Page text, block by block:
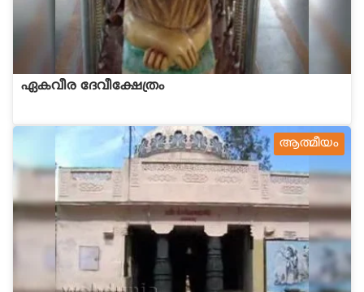
ഏകവീര ദേവീക്ഷേത്രം
ആത്മീയം